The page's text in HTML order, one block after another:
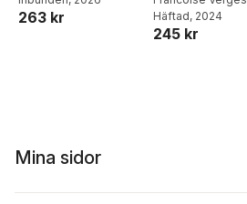
263 kr
Häftad, 2024
245 kr
Mina sidor